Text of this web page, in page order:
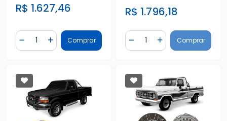
ROLAMENTO
R$ 1.627,46
Diminuir Quantidade
Quantidade
Adicionar Quantidade
Comprar
ATUADOR
R$ 1.796,18
Diminuir Quantidade
Quantidade
AdicionarComprar